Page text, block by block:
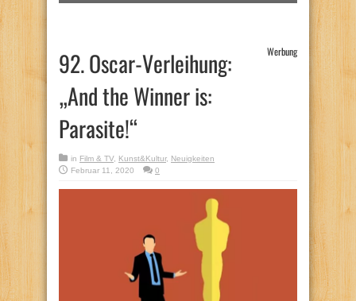
92. Oscar-Verleihung:
„And the Winner is:
Parasite!“
Werbung
in Film & TV, Kunst&Kultur, Neuigkeiten
Februar 11, 2020
0